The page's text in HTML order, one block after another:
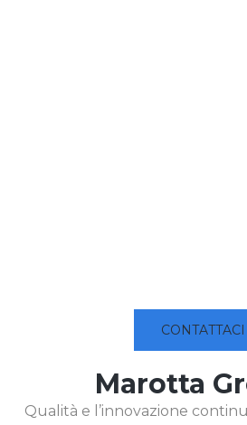
CONTATTACI
Marotta
Qualità e l’innovazione